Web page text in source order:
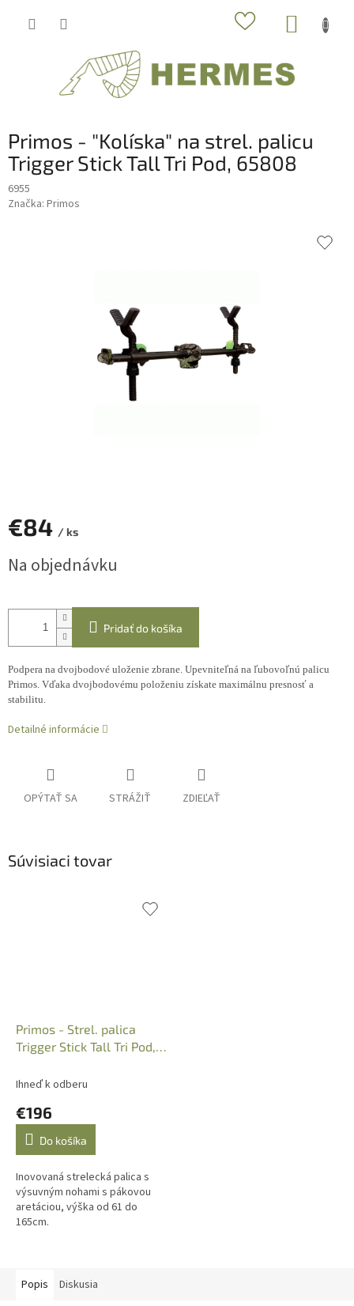
Primos - "Kolíska" na strel. palicu
Trigger Stick Tall Tri Pod, 65808
6955
Značka: Primos
€84 / ks
cena:
Na objednávku
Pridať do košíka
Podpera na dvojbodové uloženie zbrane. Upevniteľná na ľubovoľnú palicu
Primos. Vďaka dvojbodovému položeniu získate maximálnu presnosť a
stabilitu.
Detailné informácie
OPÝTAŤ SA STRÁŽIŤ ZDIEĽAŤ
Súvisiaci tovar
Primos - Strel. palica
Trigger Stick Tall Tri Pod,
Ihneď k odberu
€196
Do košíka
Inovovaná strelecká palica s
výsuvným nohami s pákovou
aretáciou, výška od 61 do
165cm.
Popis Diskusia